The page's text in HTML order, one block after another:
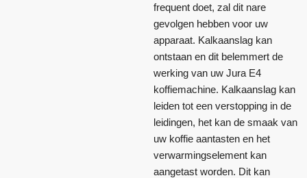
frequent doet, zal dit nare
gevolgen hebben voor uw
apparaat. Kalkaanslag kan
ontstaan en dit belemmert de
werking van uw Jura E4
koffiemachine. Kalkaanslag kan
leiden tot een verstopping in de
leidingen, het kan de smaak van
uw koffie aantasten en het
verwarmingselement kan
aangetast worden. Dit kan